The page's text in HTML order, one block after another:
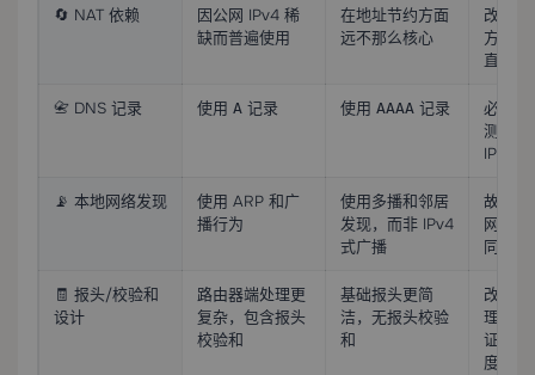
🔄 NAT 依赖
因公网 IPv4 稀
缺而普遍使用
在地址节约方面
远不那么核心
改变了
方式以
直接寻
📇 DNS 记录 使用 A 记录 使用 AAAA 记录
必须分
测试
IPv6
📡 本地网络发现
使用 ARP 和广
播行为
使用多播和邻居
发现，而非 IPv4
式广播
故障排
网络行
同。
🧾 报头/校验和
设计
路由器端处理更
复杂，包含报头
校验和
基础报头更简
洁，无报头校验
和
改变了
理方式
证用户
度提升